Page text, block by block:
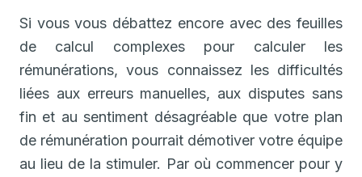
Si vous vous débattez encore avec des feuilles
de calcul complexes pour calculer les
rémunérations, vous connaissez les difficultés
liées aux erreurs manuelles, aux disputes sans
fin et au sentiment désagréable que votre plan
de rémunération pourrait démotiver votre équipe
au lieu de la stimuler. Par où commencer pour y